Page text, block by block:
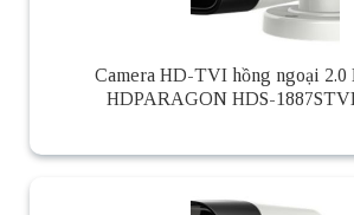
Camera HD-TVI hồng ngoại 2.0
HDPARAGON HDS-